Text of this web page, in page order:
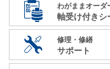
わがままオーダ
軸受け付きシ
修理・修繕
サポート